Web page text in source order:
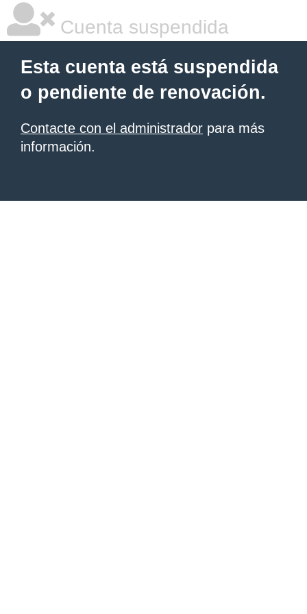
Cuenta suspendida
Esta cuenta está suspendida
o pendiente de renovación.
Contacte con el administrador para más
información.